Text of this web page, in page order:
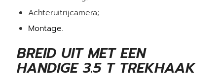
Achteruitrijcamera;
Montage.
BREID UIT MET EEN
HANDIGE 3.5 T TREKHAAK